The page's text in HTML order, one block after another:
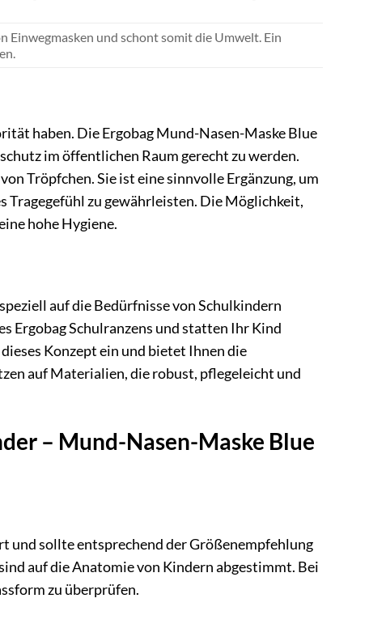
Einwegmasken und schont somit die Umwelt. Ein
haben. Die Ergobag Mund-Nasen-Maske Blue
im öffentlichen Raum gerecht zu werden.
Tröpfchen. Sie ist eine sinnvolle Ergänzung, um
Tragegefühl zu gewährleisten. Die Möglichkeit,
hohe Hygiene.
auf die Bedürfnisse von Schulkindern
Ergobag Schulranzens und statten Ihr Kind
Konzept ein und bietet Ihnen die
auf Materialien, die robust, pflegeleicht und
– Mund-Nasen-Maske Blue
und sollte entsprechend der Größenempfehlung
auf die Anatomie von Kindern abgestimmt. Bei
zu überprüfen.